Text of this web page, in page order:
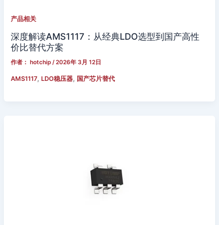
产品相关
深度解读AMS1117：从经典LDO选型到国产高性
价比替代方案
作者： hotchip/2026年 3月 12日
AMS1117, LDO稳压器, 国产芯片替代